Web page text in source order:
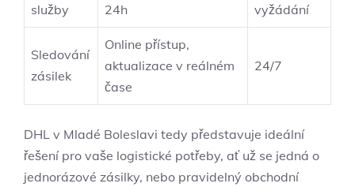
služby
24h
vyžádání
Sledování
zásilek
Online přístup,
aktualizace v reálném
čase
24/7
DHL v Mladé Boleslavi tedy představuje ideální
řešení pro vaše logistické potřeby, ať už se jedná o
jednorázové zásilky, nebo pravidelný obchodní